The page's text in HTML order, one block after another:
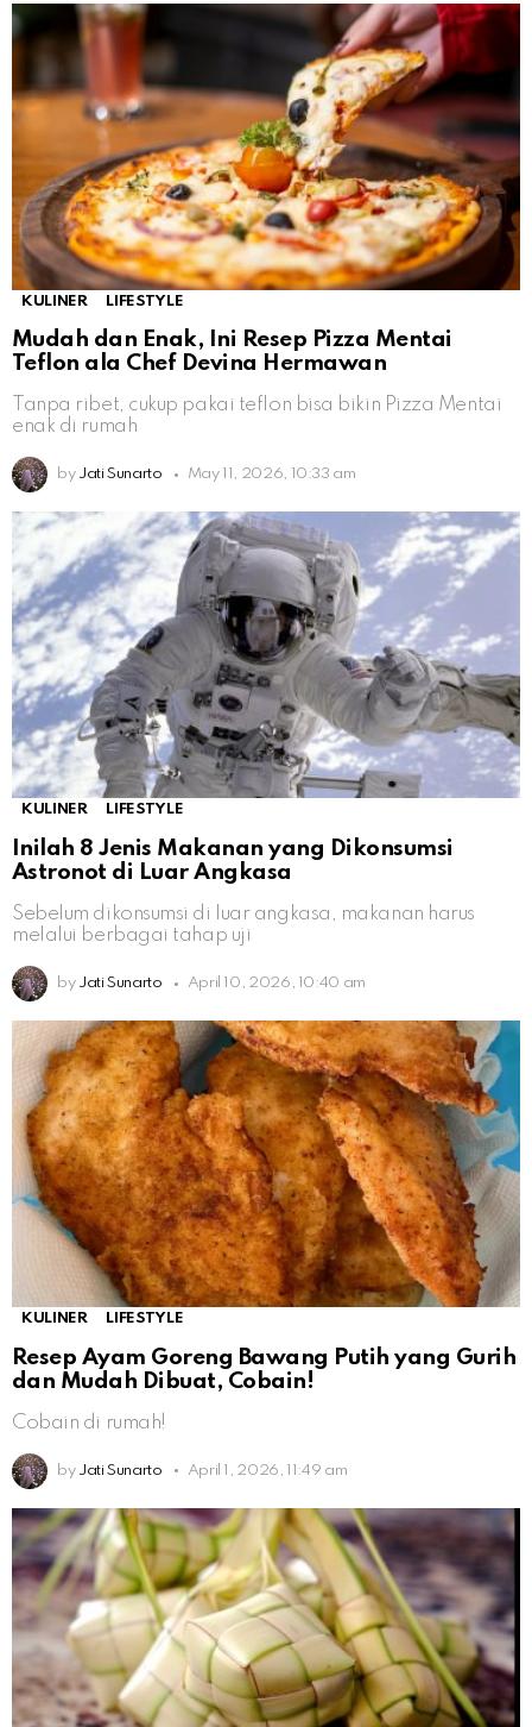
KULINER LIFESTYLE
Mudah dan Enak, Ini Resep Pizza Mentai
Teflon ala Chef Devina Hermawan
Tanpa ribet, cukup pakai teflon bisa bikin Pizza Mentai
enak di rumah
by Jati Sunarto May 11, 2026, 10:33 am
KULINER LIFESTYLE
Inilah 8 Jenis Makanan yang Dikonsumsi
Astronot di Luar Angkasa
Sebelum dikonsumsi di luar angkasa, makanan harus
melalui berbagai tahap uji
by Jati Sunarto April 10, 2026, 10:40 am
KULINER LIFESTYLE
Resep Ayam Goreng Bawang Putih yang Gurih
dan Mudah Dibuat, Cobain!
Cobain di rumah!
by Jati Sunarto April 1, 2026, 11:49 am